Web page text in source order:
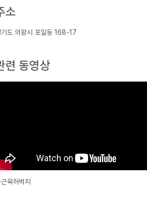
소
기도 의왕시 포일동 168-17
련 동영상
육허벅지